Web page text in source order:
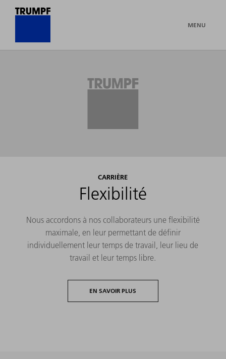
MENU
CARRIÈRE
Flexibilité
Nous accordons à nos collaborateurs une flexibilité
maximale, en leur permettant de définir
individuellement leur temps de travail, leur lieu de
travail et leur temps libre.
EN SAVOIR PLUS